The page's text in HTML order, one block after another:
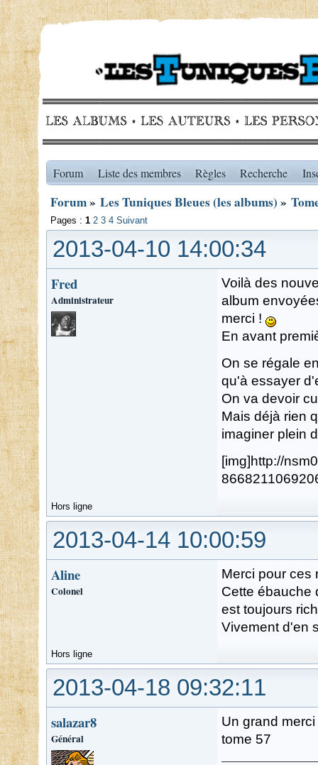
Forum Liste des membres Règles Recherche
Forum» Les Tuniques Bleues (les albums) »
Pages : 1 2 3 4 Suivant
2013-04-10 14:00:34
Fred
Administrateur
Voilà des
album
merci !
En avant
On se régale
qu'à essayer
On va devoir
Mais déjà rien
imaginer plein
[img]http://
Hors ligne
2013-04-14 10:00:59
Aline
Colonel
Merci pour ces
Cette ébauche
est toujours
Vivement d'en
Hors ligne
2013-04-18 09:32:11
salazar8
Général
Un grand
tome 57